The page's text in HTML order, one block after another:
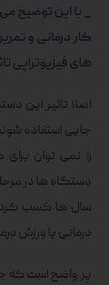
_ با این توضیح
کار درمانی و
های فیزیوتراپی
اصلا تاثیر این
جایی استفاده
را نمی توان
دستگاه ها در
سال ها کسب
درمانی یا ورزش
پر واضح است که